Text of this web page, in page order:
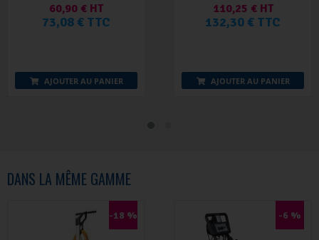
60,90 € HT
73,08 € TTC
AJOUTER AU PANIER
110,25 € HT
132,30 € TTC
AJOUTER AU PANIER
DANS LA MÊME GAMME
-18 % -6 %